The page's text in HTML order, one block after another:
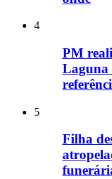
4
PM
Laguna
5
Filha